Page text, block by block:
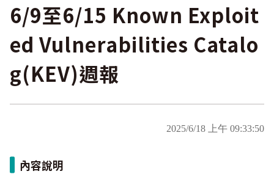
6/9至6/15 Known Exploit
ed Vulnerabilities Catalo
g(KEV)週報
2025/6/18 上午 09:33:50
內容說明